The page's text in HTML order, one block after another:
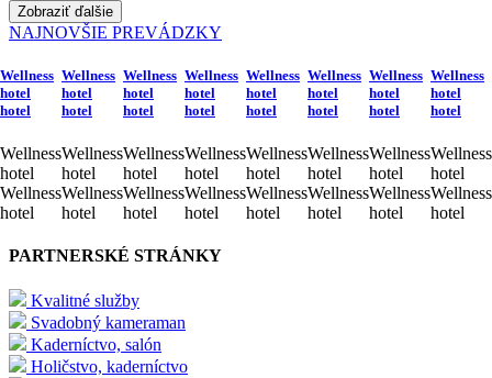
Zobraziť ďalšie
NAJNOVŠIE PREVÁDZKY
Wellness
hotel
hotel
Wellness
hotel
Wellness
hotel
Wellness
hotel
hotel
Wellness
hotel
Wellness
hotel
Wellness
hotel
hotel
Wellness
hotel
Wellness
hotel
Wellness
hotel
hotel
Wellness
hotel
Wellness
hotel
Wellness
hotel
hotel
Wellness
hotel
Wellness
hotel
Wellness
hotel
hotel
Wellness
hotel
Wellness
hotel
Wellness
hotel
hotel
Wellness
hotel
Wellness
hotel
Wellness
hotel
hotel
Wellness
hotel
Wellness
hotel
PARTNERSKÉ STRÁNKY
Kvalitné služby
Svadobný kameraman
Kaderníctvo, salón
Holičstvo, kaderníctvo